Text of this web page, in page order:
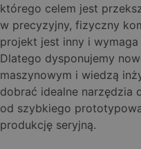
którego celem jest
w precyzyjny, fizyczny
projekt jest inny i
Dlatego dysponujemy
maszynowym i wiedzą
dobrać idealne narzędzia
od szybkiego
produkcję seryjną.